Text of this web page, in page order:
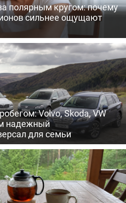
полярным кругом: почему
сильнее ощущают
Volvo, Skoda, VW
надежный
для семьи